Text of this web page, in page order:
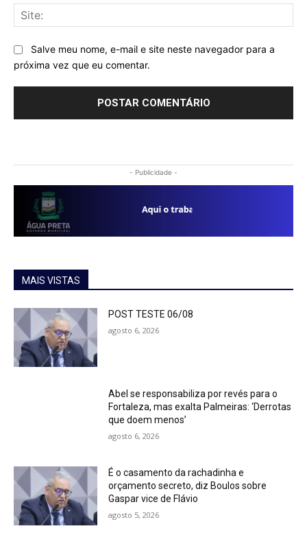
Salve meu nome, e-mail e site neste navegador para a
próxima vez que eu comentar.
- Publicidade -
MAIS VISTAS
POST TESTE 06/08
agosto 6, 2026
Abel se responsabiliza por revés para o
Fortaleza, mas exalta Palmeiras: ‘Derrotas
que doem menos’
agosto 6, 2026
É o casamento da rachadinha e
orçamento secreto, diz Boulos sobre
Gaspar vice de Flávio
agosto 5, 2026